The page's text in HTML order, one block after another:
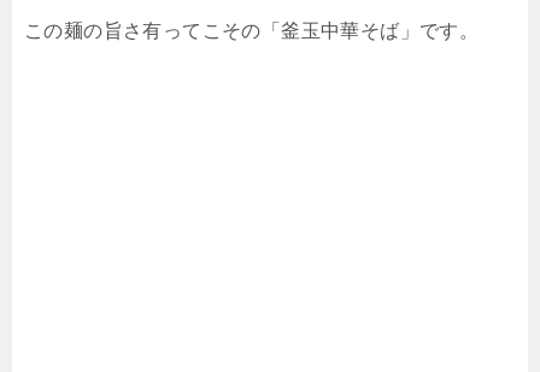
この麺の旨さ有ってこその「釜玉中華そば」です。